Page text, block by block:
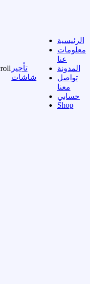
تأجير
شاشات
الرئيسية
معلومات
عنا
المدونة
تواصل
معنا
حسابي
Shop